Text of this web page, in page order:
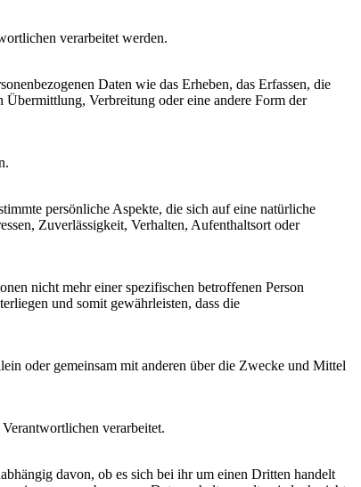
verarbeitet werden.
Daten wie das Erheben, das Erfassen, die
Verbreitung oder eine andere Form der
persönliche Aspekte, die sich auf eine natürliche
Zuverlässigkeit, Verhalten, Aufenthaltsort oder
nicht mehr einer spezifischen betroffenen Person
und somit gewährleisten, dass die
oder gemeinsam mit anderen über die Zwecke und Mittel
verarbeitet.
davon, ob es sich bei ihr um einen Dritten handelt